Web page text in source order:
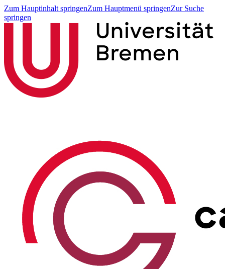
Zum Hauptinhalt springenZum Hauptmenü springenZur Suche
springen